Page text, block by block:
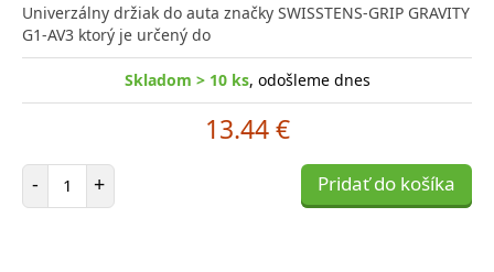
Univerzálny držiak do auta značky SWISSTENS-GRIP GRAVITY
G1-AV3 ktorý je určený do
Skladom > 10 ks, odošleme dnes
13.44 €
- Počet položiek
+ Pridať do košíka